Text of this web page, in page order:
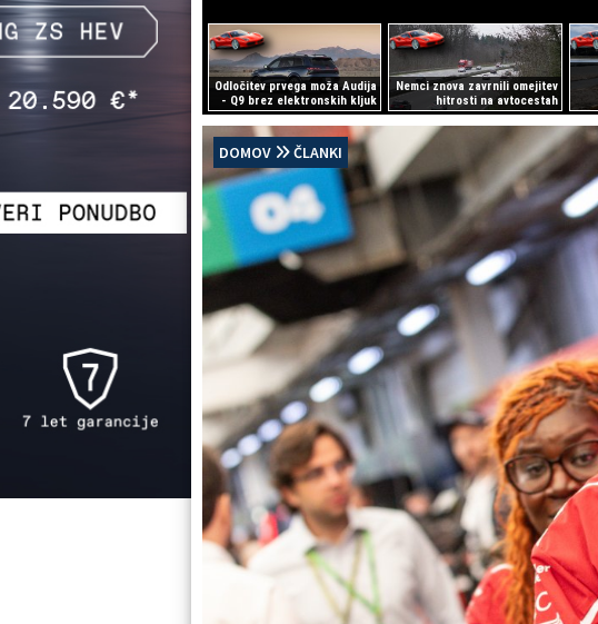
Odločitev prvega moža Audija
- Q9 brez elektronskih kljuk
Nemci znova zavrnili omejitev
hitrosti na avtocestah
DOMOV ČLANKI